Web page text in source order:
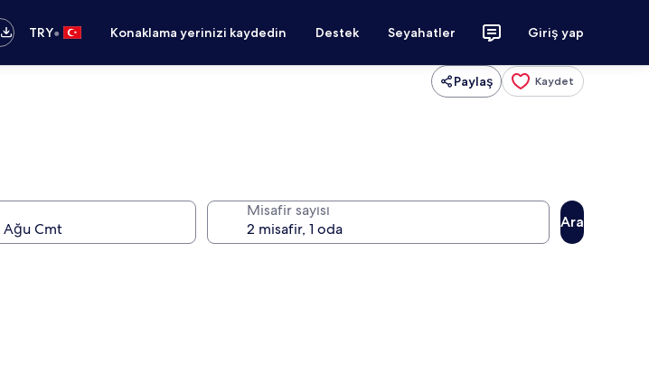
TRY• Konaklama yerinizi kaydedin Destek Seyahatler Giriş yap
Paylaş Kaydet
Misafir sayısı
Ara